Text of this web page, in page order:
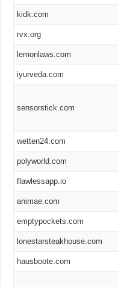
kidk.com
rvx.org
lemonlaws.com
iyurveda.com
sensorstick.com
wetten24.com
polyworld.com
flawlessapp.io
animae.com
emptypockets.com
lonestarsteakhouse.com
hausboote.com